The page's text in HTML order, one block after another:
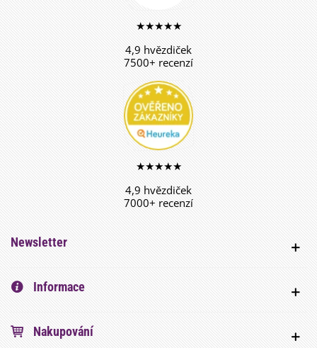
★★★★★
4,9 hvězdiček
7500+ recenzí
★★★★★
4,9 hvězdiček
7000+ recenzí
Newsletter
Informace
Nakupování